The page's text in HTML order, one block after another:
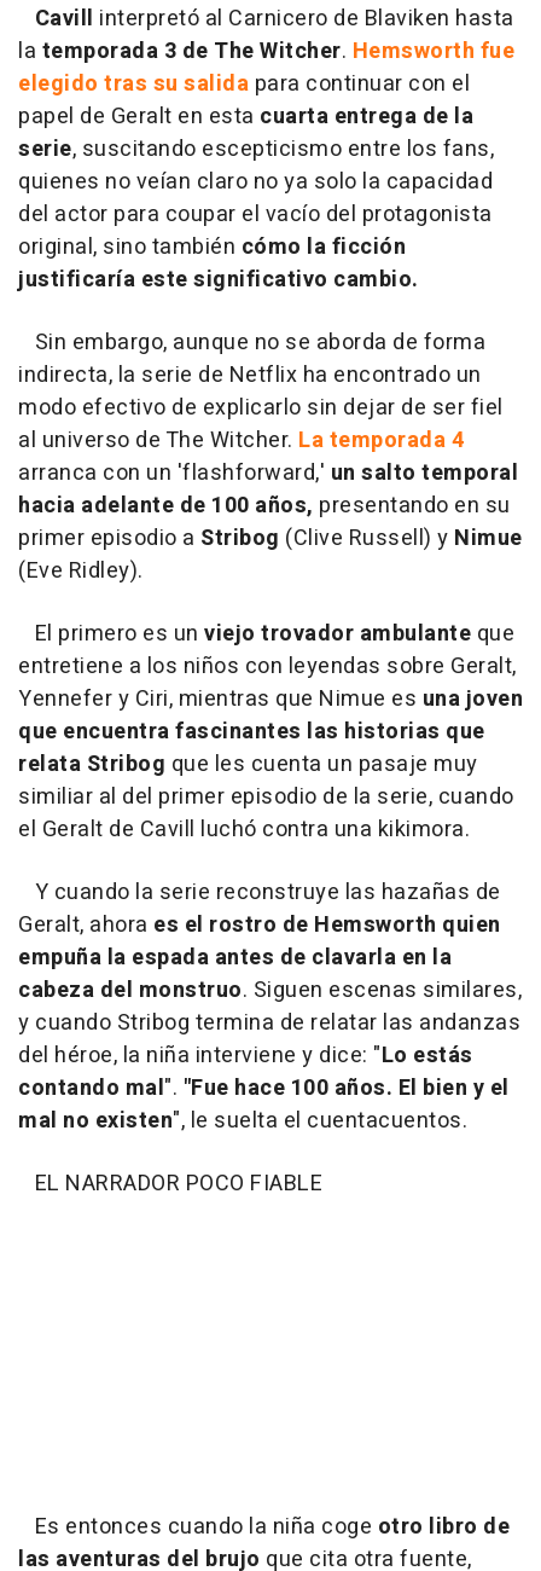
Cavill interpretó al Carnicero de Blaviken hasta
la temporada 3 de The Witcher. Hemsworth fue
elegido tras su salida para continuar con el
papel de Geralt en esta cuarta entrega de la
serie, suscitando escepticismo entre los fans,
quienes no veían claro no ya solo la capacidad
del actor para coupar el vacío del protagonista
original, sino también cómo la ficción
justificaría este significativo cambio.
Sin embargo, aunque no se aborda de forma
indirecta, la serie de Netflix ha encontrado un
modo efectivo de explicarlo sin dejar de ser fiel
al universo de The Witcher. La temporada 4
arranca con un 'flashforward,' un salto temporal
hacia adelante de 100 años, presentando en su
primer episodio a Stribog (Clive Russell) y Nimue
(Eve Ridley).
El primero es un viejo trovador ambulante que
entretiene a los niños con leyendas sobre Geralt,
Yennefer y Ciri, mientras que Nimue es una joven
que encuentra fascinantes las historias que
relata Stribog que les cuenta un pasaje muy
similiar al del primer episodio de la serie, cuando
el Geralt de Cavill luchó contra una kikimora.
Y cuando la serie reconstruye las hazañas de
Geralt, ahora es el rostro de Hemsworth quien
empuña la espada antes de clavarla en la
cabeza del monstruo. Siguen escenas similares,
y cuando Stribog termina de relatar las andanzas
del héroe, la niña interviene y dice: "Lo estás
contando mal". "Fue hace 100 años. El bien y el
mal no existen", le suelta el cuentacuentos.
EL NARRADOR POCO FIABLE
Es entonces cuando la niña coge otro libro de
las aventuras del brujo que cita otra fuente,